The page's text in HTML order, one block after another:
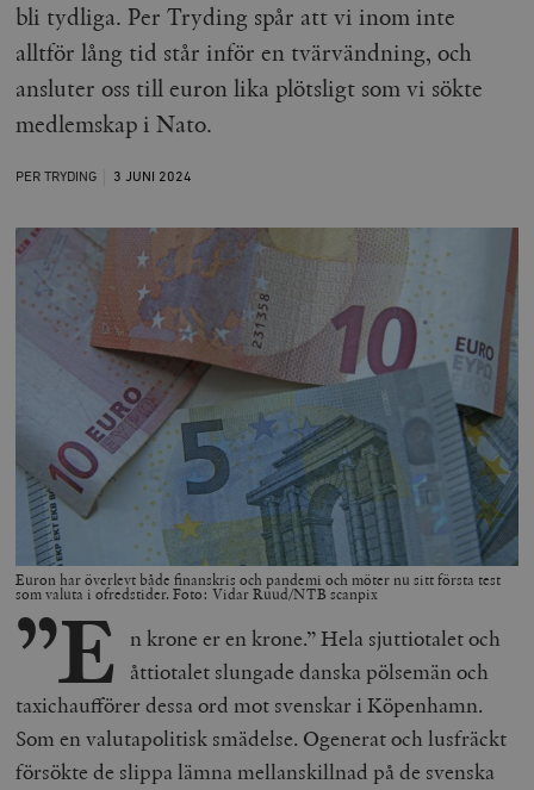
bli tydliga. Per Tryding spår att vi inom inte
alltför lång tid står inför en tvärvändning, och
ansluter oss till euron lika plötsligt som vi sökte
medlemskap i Nato.
PER TRYDING 3 JUNI 2024
Euron har överlevt både finanskris och pandemi och möter nu sitt första test
som valuta i ofredstider. Foto: Vidar Ruud/NTB scanpix
”E
n krone er en krone.” Hela sjuttiotalet och
åttiotalet slungade danska pölsemän och
taxichaufförer dessa ord mot svenskar i Köpenhamn.
Som en valutapolitisk smädelse. Ogenerat och lusfräckt
försökte de slippa lämna mellanskillnad på de svenska